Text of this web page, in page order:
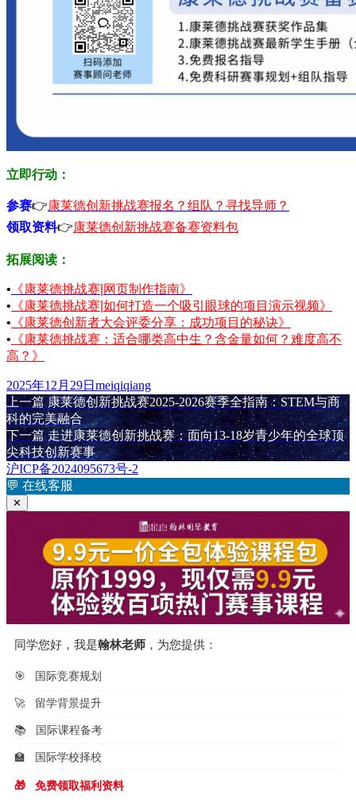
立即行动：
参赛👉康莱德创新挑战赛报名？组队？寻找导师？
领取资料👉康莱德创新挑战赛备赛资料包
拓展阅读：
• 《康莱德挑战赛|网页制作指南》
• 《康莱德挑战赛|如何打造一个吸引眼球的项目演示视频》
• 《康莱德创新者大会评委分享：成功项目的秘诀》
• 《康莱德挑战赛：适合哪类高中生？含金量如何？难度高不
高？》
发
布
于
2025年12月29日 作
者
meiqiqiang
文
章
导
航
上一篇 上
篇
文
章：
康莱德创新挑战赛2025-2026赛季全指南：STEM与商
科的完美融合
下一篇 下
篇
文
章：
走进康莱德创新挑战赛：面向13-18岁青少年的全球顶
尖科技创新赛事
沪ICP备2024095673号-2
💬 在线客服
✕
同学您好，我是翰林老师 ，为您提供：
🎯 国际竞赛规划
🚀 留学背景提升
📚 国际课程备考
🏫 国际学校择校
🎁 免费领取福利资料